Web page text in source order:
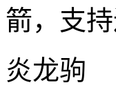
箭，支
炎龙驹